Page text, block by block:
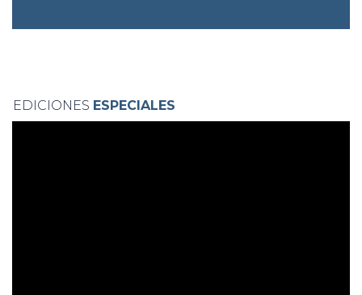
EDICIONES ESPECIALES